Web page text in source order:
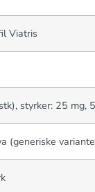
Viatris
styrker: 25 mg,
(generiske